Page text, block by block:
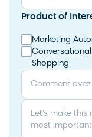
Product of
Marketing
Conversational
Shopping
Comment
Let's make this meeting productive. What topics are
most